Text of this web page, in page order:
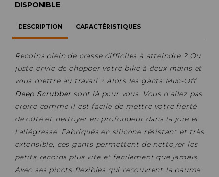
DISPONIBLE
DESCRIPTION CARACTÉRISTIQUES
Recoins plein de crasse difficiles à atteindre ? Ou
juste envie de chopper votre bike à deux mains et
vous mettre au travail ? Alors les gants Muc-Off
Deep Scrubbersont là pour vous. Vous n'allez pas
croire comme il est facile de mettre votre fierté
de côté et nettoyer en profondeur dans la joie et
l'allégresse. Fabriqués en silicone résistant et très
extensible, ces gants permettent de nettoyer les
petits recoins plus vite et facilement que jamais.
Avec ses picots flexibles qui recouvrent la paume